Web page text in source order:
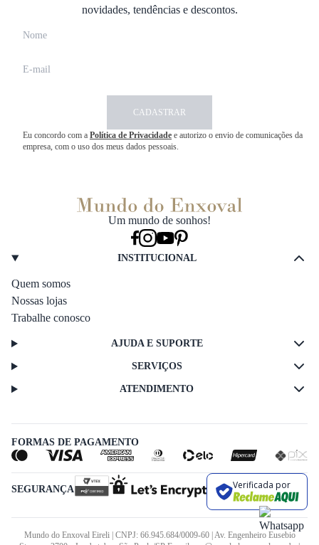
novidades, tendências e descontos.
CADASTRAR
Eu concordo com a Política de Privacidade e autorizo o envio de comunicações da
empresa, com o uso dos meus dados pessoais.
Um mundo de sonhos!
INSTITUCIONAL
Quem somos
Nossas lojas
Trabalhe conosco
AJUDA E SUPORTE
SERVIÇOS
ATENDIMENTO
FORMAS DE PAGAMENTO
SEGURANÇA Verificada por
Mundo do Enxoval Eireli | CNPJ: 66.945.684/0009-60 | Av. Engenheiro Eusebio